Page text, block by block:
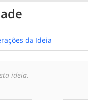
da Ideia
ideia.